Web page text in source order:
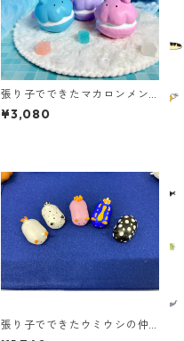
張り子でできたマカロンメン
ダコ
¥3,080
張り子でできたウミウシの仲
間たち